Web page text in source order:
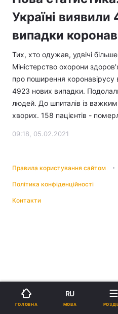
Україні
випадки
Тих, хто одужав, удвічі
Міністерство охорони
про поширення коронавірусу
4923 нових випадки.
людей. До шпиталів із
хворих. 158 пацієнтів -
09:18, 05.02.2021
Правила користування сайтом
Політика конфіденційності
Контакти
ГОЛОВНА
RU
МОВА